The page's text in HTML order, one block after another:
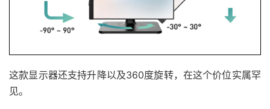
这款显示器还支持升降以及360度旋转，在这个价位实属罕
见。